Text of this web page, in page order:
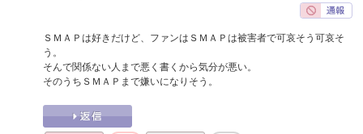
ＳＭＡＰは好きだけど、ファンはＳＭＡＰは被害者で可哀そう可哀そ
う。
そんで関係ない人まで悪く書くから気分が悪い。
そのうちＳＭＡＰまで嫌いになりそう。